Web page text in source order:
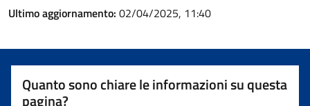
Ultimo aggiornamento: 02/04/2025, 11:40
Quanto sono chiare le informazioni su questa
pagina?